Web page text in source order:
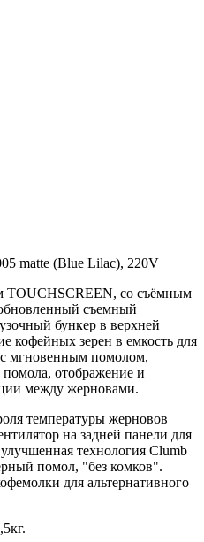
matte (Blue Lilac), 220V
TOUCHSCREEN, со съёмным
съемный
бункер в верхней
кофейных зерен в емкость для
мгновенным помолом,
отображение и
между жерновами.
температуры жерновов
на задней панели для
технология Clumb
помол, "без комков".
для альтернативного